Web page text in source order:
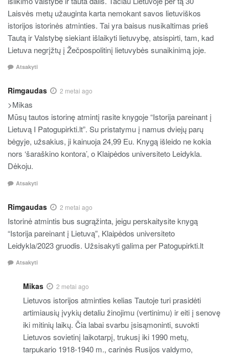
Laisvės metų užauginta karta nemokant savos lietuviškos
istorijos istorinės atminties. Tai yra baisus nusikaltimas prieš
Tautą ir Valstybę siekiant išlaikyti lietuvybę, atsispirti, tam, kad
Lietuva negrįžtų į Žečpospolitinį lietuvybės sunaikinimą joje.
Atsakyti
Rimgaudas 2 metai ago
>Mikas
Mūsų tautos istorinę atmintį rasite knygoje “Istorija pareinant į
Lietuvą I Patogupirkti.lt”. Su pristatymu į namus dviejų parų
bėgyje, užsakius, ji kainuoja 24,99 Eu. Knygą išleido ne kokia
nors ‘šaraškino kontora’, o Klaipėdos universiteto Leidykla.
Dėkoju.
Atsakyti
Rimgaudas 2 metai ago
Istorinė atmintis bus sugrąžinta, jeigu perskaitysite knygą
“Istorija pareinant į Lietuvą”, Klaipėdos universiteto
Leidykla/2023 gruodis. Užsisakyti galima per Patogupirkti.lt
Atsakyti
Mikas 2 metai ago
Lietuvos istorijos atminties kelias Tautoje turi prasidėti
artimiausių įvykių detaliu žinojimu (vertinimu) ir eiti į senovę
iki mitinių laikų. Čia labai svarbu įsisąmoninti, suvokti
Lietuvos sovietinį laikotarpį, trukusį iki 1990 metų,
tarpukario 1918-1940 m., carinės Rusijos valdymo,